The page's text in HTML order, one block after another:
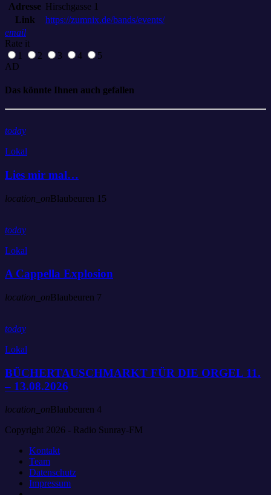
Adresse Hirschgasse 1
Link
https://zumnix.de/bands/events/
email
Rate it
1
2 3 4
5
AD
Das könnte Ihnen auch gefallen
today
Lokal
Lies mir mal…
location_onBlaubeuren 15
today
Lokal
A Cappella Explosion
location_onBlaubeuren 7
today
Lokal
BÜCHERTAUSCHMARKT FÜR DIE ORGEL 11.
– 13.08.2026
location_onBlaubeuren 4
Copyright 2026 - Radio Sunray-FM
Kontakt
Team
Datenschutz
Impressum